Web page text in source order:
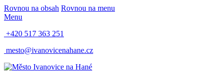
Rovnou na obsah Rovnou na menu
Menu
+420 517 363 251
mesto@ivanovicenahane.cz